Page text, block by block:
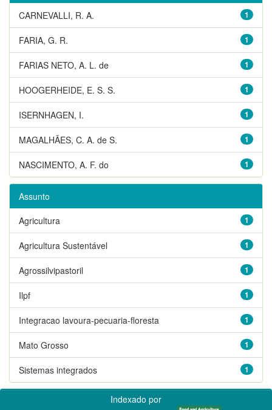
1
CARNEVALLI, R. A.
1
FARIA, G. R.
1
FARIAS NETO, A. L. de
1
HOOGERHEIDE, E. S. S.
1
ISERNHAGEN, I.
1
MAGALHÃES, C. A. de S.
1
NASCIMENTO, A. F. do
Assunto
1
Agricultura
1
Agricultura Sustentável
1
Agrossilvipastoril
1
Ilpf
1
Integracao lavoura-pecuaria-floresta
1
Mato Grosso
1
Sistemas integrados
Indexado por